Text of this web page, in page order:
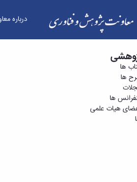
درباره
- معاونت پژوهش و فناوری
ها
ها
ها
هیات علمی